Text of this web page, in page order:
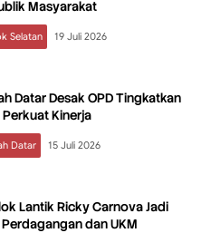
Masyarakat
Selatan 19 Juli 2026
Datar Desak OPD Tingkatkan
Kinerja
Datar 15 Juli 2026
Lantik Ricky Carnova Jadi
dan UKM